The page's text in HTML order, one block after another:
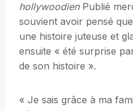
hollywoodienPublié
souvient avoir pensé
une histoire juteuse et
ensuite « été surprise
de son histoire ».
« Je sais grâce à ma